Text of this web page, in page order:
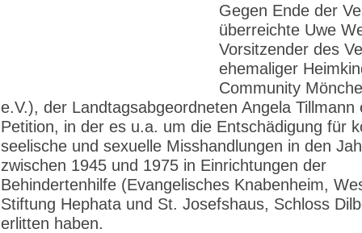
Gegen Ende der
überreichte Uwe
Vorsitzender des
ehemaliger
Community
e.V.), der Landtagsabgeordneten Angela Tillmann
Petition, in der es u.a. um die Entschädigung für
seelische und sexuelle Misshandlungen in den
zwischen 1945 und 1975 in Einrichtungen der
Behindertenhilfe (Evangelisches Knabenheim,
Stiftung Hephata und St. Josefshaus, Schloss
erlitten haben.